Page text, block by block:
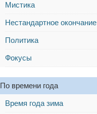
Мистика
Нестандартное окончание
Политика
Фокусы
По времени года
Время года зима